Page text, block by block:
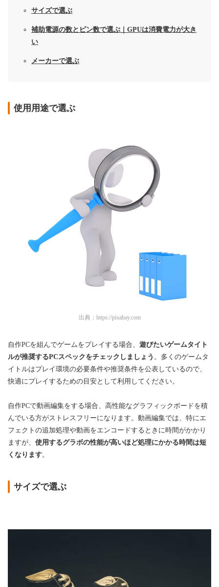
サイズで選ぶ
補助電源の数とピン数で選ぶ｜GPUは消費電力が大き
い
メーカーで選ぶ
使用用途で選ぶ
出典： https://pixabay.com
自作PCを組んでゲームをプレイする場合、 遊びたいゲームタイト
ルが推奨するPCスペックをチェックしましょう 。多くのゲームタ
イトルはプレイ環境の必要条件や推奨条件を公表しているので、
快適にプレイするための目安として利用してください。
自作PCで動画編集をする場合、高性能なグラフィックボードを積
んでいる方がストレスフリーになります。動画編集では、特にエ
フェクトの追加処理や動画をエンコードするときに時間がかかり
ますが、 使用するグラボの性能が高いほど処理にかかる時間は短
くなります。
サイズで選ぶ